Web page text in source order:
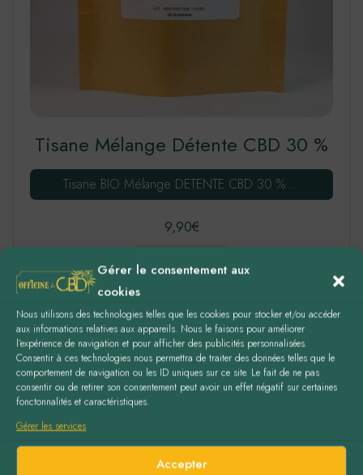
Gérer le consentement aux
cookies
Nous utilisons des technologies telles que les cookies pour stocker et/ou accéder
aux informations relatives aux appareils. Nous le faisons pour améliorer
l’expérience de navigation et pour afficher des publicités personnalisées.
Consentir à ces technologies nous permettra de traiter des données telles que le
comportement de navigation ou les ID uniques sur ce site. Le fait de ne pas
consentir ou de retirer son consentement peut avoir un effet négatif sur certaines
fonctonnalités et caractéristiques.
Gérer les services
Accepter
Tisane Mélange Détente CBD 30 %
Tisane BIO Mélange DETENTE CBD 30 % …
9,90€